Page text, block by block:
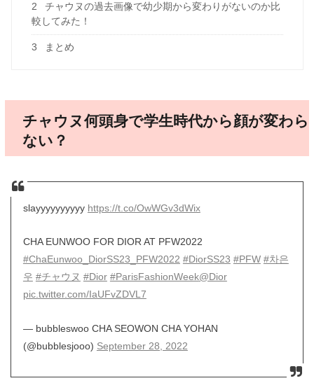
2
チャウヌの過去画像で幼少期から変わりがないのか比
較してみた！
3 まとめ
チャウヌ何頭身で学生時代から顔が変わら
ない？
slayyyyyyyyyy https://t.co/OwWGv3dWix
CHA EUNWOO FOR DIOR AT PFW2022
#ChaEunwoo_DiorSS23_PFW2022 #DiorSS23 #PFW #차은
우 #チャウヌ #Dior #ParisFashionWeek@Dior
pic.twitter.com/IaUFvZDVL7
— bubbleswoo CHA SEOWON CHA YOHAN
(@bubblesjooo) September 28, 2022